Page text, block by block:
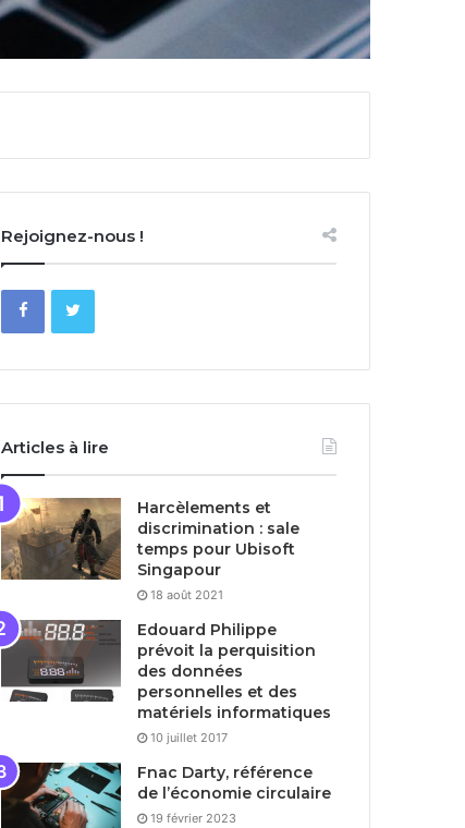
Rejoignez-nous !
Articles à lire
Harcèlements et
discrimination : sale
temps pour Ubisoft
Singapour
18 août 2021
Edouard Philippe
prévoit la perquisition
des données
personnelles et des
matériels informatiques
10 juillet 2017
Fnac Darty, référence
de l’économie circulaire
19 février 2023